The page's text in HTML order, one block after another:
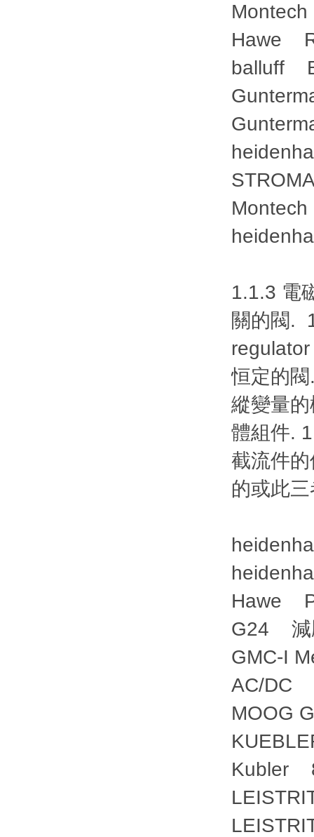
Hawe
balluff
1.1.3 電
關的閥.
恒定的
縱變量
體組件.
截流件
的或此
Hawe
G24
GMC-I
AC/DC
MOOG
Kubler